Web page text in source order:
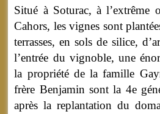
Situé à Soturac, à l’extrême
Cahors, les vignes sont
terrasses, en sols de silice,
l’entrée du vignoble, une
la propriété de la famille
frère Benjamin sont la 4e
après la replantation du